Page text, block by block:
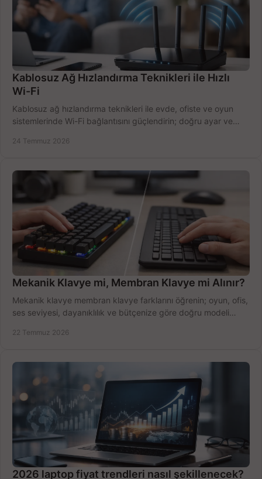
Kablosuz Ağ Hızlandırma Teknikleri ile Hızlı
Wi-Fi
Kablosuz ağ hızlandırma teknikleri ile evde, ofiste ve oyun
sistemlerinde Wi-Fi bağlantısını güçlendirin; doğru ayar ve
24 Temmuz 2026
Mekanik Klavye mi, Membran Klavye mi Alınır?
Mekanik klavye membran klavye farklarını öğrenin; oyun, ofis,
ses seviyesi, dayanıklılık ve bütçenize göre doğru modeli
22 Temmuz 2026
2026 laptop fiyat trendleri nasıl şekillenecek?